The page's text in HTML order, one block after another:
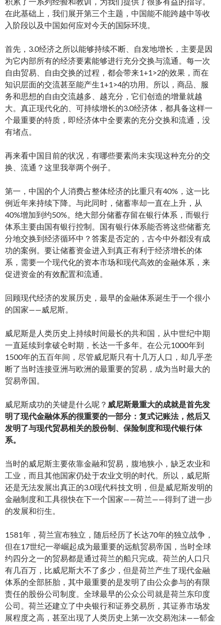
在此基础上，我们展开第三个主题，中国能不能跨越中等收
入阶段以及中国如何应对今天的国际环境。
首先，3.0经济之所以能够持续不断、自发地增长，主要是因
为它内部所有的经济要素能够进行充分交换与流通。每一次
自由贸易、自由交换的过程，都会带来1+1>2的效果，而在
知识层面的交流甚至能产生1+1>4的功用。所以，商品、服
务和思想的自由交流越多、越充分，它们创造的增量就越
大。真正现代化的、可持续增长的3.0经济体，都具备这样一
个最重要的特质，即经济体中全要素的充分交换和流通，没
有堵点。
再来看中国目前的状况，有哪些要素尚未实现这种充分的交
换、流通？这里我举两个例子。
第一，中国的个人消费占整体经济的比重只有40%，这一比
例近年来持续下降。与此同时，储蓄率却一直在上升，从
40%增加到约50%。绝大部分储蓄存留在银行体系，而银行
体系主要由国有银行控制。国有银行体系能否将这些储蓄充
分地交换到经济循环中？答案是否定的，古今中外都没有成
功的案例。要让储蓄资金进入到真正有利于经济增长的体
系，需要一个现代化的资本市场和现代高效的金融体系，来
促进资金的有效配置和流通。
回顾现代经济的发展历史，最早的金融体系诞生于一个很小
的国家——威尼斯。
威尼斯是人类历史上持续时间最长的共和国，从中世纪中期
一直延续到拿破仑时期，长达一千多年。在公元1000年到
1500年的五百年间，尽管威尼斯只有十几万人口，却几乎垄
断了当时连接亚洲与欧洲的最重要的贸易，成为当时最大的
贸易帝国。
威尼斯成功的关键是什么呢？ 威尼斯最重大的成就是首先发
明了现代金融体系的很重要的一部分：复式记账法，然后又
发明了与现代贸易相关的股份制、保险制度和现代银行体
系。
当时的威尼斯主要依靠金融和贸易，腹地狭小，缺乏农业和
工业，而且其他国家仍处于农业文明的时代。所以，威尼斯
还是无法发展出真正的3.0现代科技文明，但是威尼斯发明的
金融制度和工具很快在下一个国家——荷兰——得到了进一步
的发展和衍生。
1581年，荷兰宣布独立，随后经历了长达70年的独立战争，
但在17世纪一举崛起成为最重要的远航贸易帝国，当时全球
约四分之一的贸易都是通过荷兰的船只完成。荷兰的人口只
有几百万，比威尼斯大不了多少，但是荷兰产生了现代金融
体系的全部胚胎，其中最重要的是发明了由公众参与的有限
责任的股份公司制度。全球最早的公众公司就是荷兰东印度
公司。荷兰还建立了中央银行和证券交易所，其证券市场发
展程度之高，甚至出现了人类历史上第一次交易泡沫——郁金